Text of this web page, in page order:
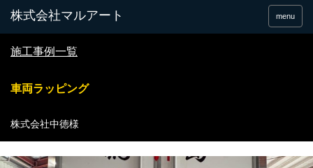
menu
施工事例一覧
車両ラッピング
株式会社中徳様